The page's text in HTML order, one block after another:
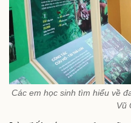
Các em học sinh tìm hiểu về
Vũ